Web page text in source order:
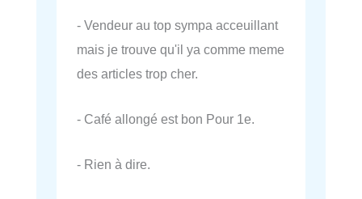
- Vendeur au top sympa acceuillant
mais je trouve qu'il ya comme meme
des articles trop cher.
- Café allongé est bon Pour 1e.
- Rien à dire.